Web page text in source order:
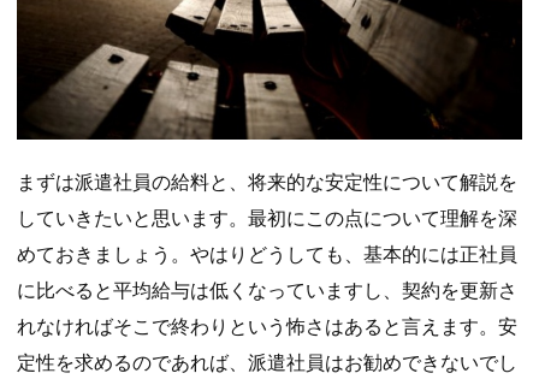
まずは派遣社員の給料と、将来的な安定性について解説を
していきたいと思います。最初にこの点について理解を深
めておきましょう。やはりどうしても、基本的には正社員
に比べると平均給与は低くなっていますし、契約を更新さ
れなければそこで終わりという怖さはあると言えます。安
定性を求めるのであれば、派遣社員はお勧めできないでし